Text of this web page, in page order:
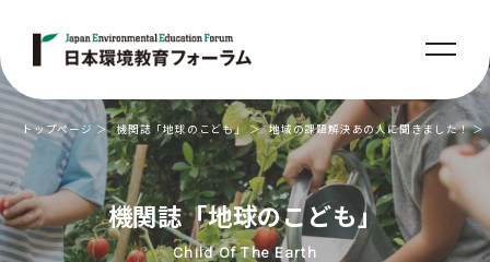
機関誌「地球のこども」
Child Of The Earth
トップページ 機関誌「地球のこども」 地域の課題解決あの人に聞きました！